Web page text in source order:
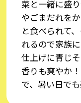
菜と一緒に盛
やごまだれを
と食べられて
れるので家族に
仕上げに青じ
香りも爽やか
で、暑い日で